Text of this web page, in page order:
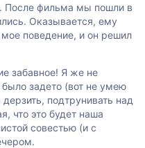
После фильма мы пошли в
Оказывается, ему
поведение, и он решил
забавное! Я же не
задето (вот не умею
подтрунивать над
что это будет наша
совестью (и с